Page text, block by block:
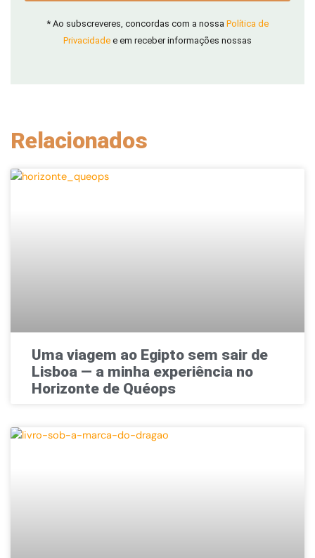
* Ao subscreveres, concordas com a nossa Política de
Privacidade e em receber informações nossas
Relacionados
Uma viagem ao Egipto sem sair de
Lisboa — a minha experiência no
Horizonte de Quéops